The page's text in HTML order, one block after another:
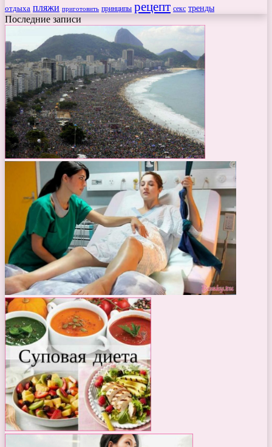
отдыха пляжи приготовить принципы рецепт секс тренды
Последние записи